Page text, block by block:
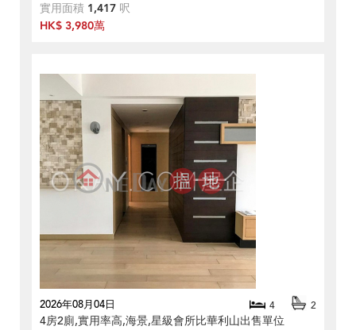
實用面積 1,417 呎
HK$ 3,980萬
2026年08月04日 4 2
4房2廁,實用率高,海景,星級會所比華利山出售單位